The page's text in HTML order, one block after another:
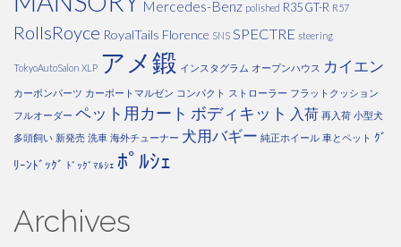
Mercedes-Benz polished R35 GT-R R57
RollsRoyce RoyalTails Florence SNS SPECTRE steering
TokyoAutoSalon XLP アメ鍛 インスタグラム オープンハウス カイエン
カーボンパーツ カーポートマルゼン コンパクト ストローラー フラットクッション
フルオーダー ペット用カート ボディキット 入荷 再入荷 小型犬
多頭飼い 新発売 洗車 海外チューナー 犬用バギー 純正ホイール 車とペット ｸﾞ
ﾘｰﾝﾄﾞｯｸﾞ ﾄﾞｯｸﾞﾏﾙｼｪ ﾎﾟﾙｼｪ
Archives